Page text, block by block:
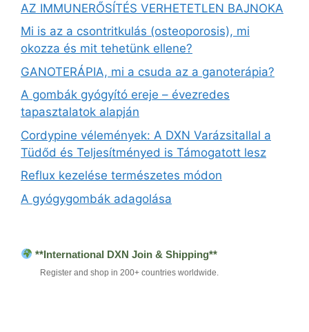
AZ IMMUNERŐSÍTÉS VERHETETLEN BAJNOKA
Mi is az a csontritkulás (osteoporosis), mi
okozza és mit tehetünk ellene?
GANOTERÁPIA, mi a csuda az a ganoterápia?
A gombák gyógyító ereje – évezredes
tapasztalatok alapján
Cordypine vélemények: A DXN Varázsitallal a
Tüdőd és Teljesítményed is Támogatott lesz
Reflux kezelése természetes módon
A gyógygombák adagolása
**International DXN Join & Shipping**
Register and shop in 200+ countries worldwide.